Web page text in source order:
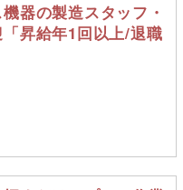
器の製造スタッフ・
昇給年1回以上/退職